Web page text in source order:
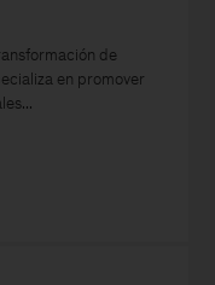
de
en promover